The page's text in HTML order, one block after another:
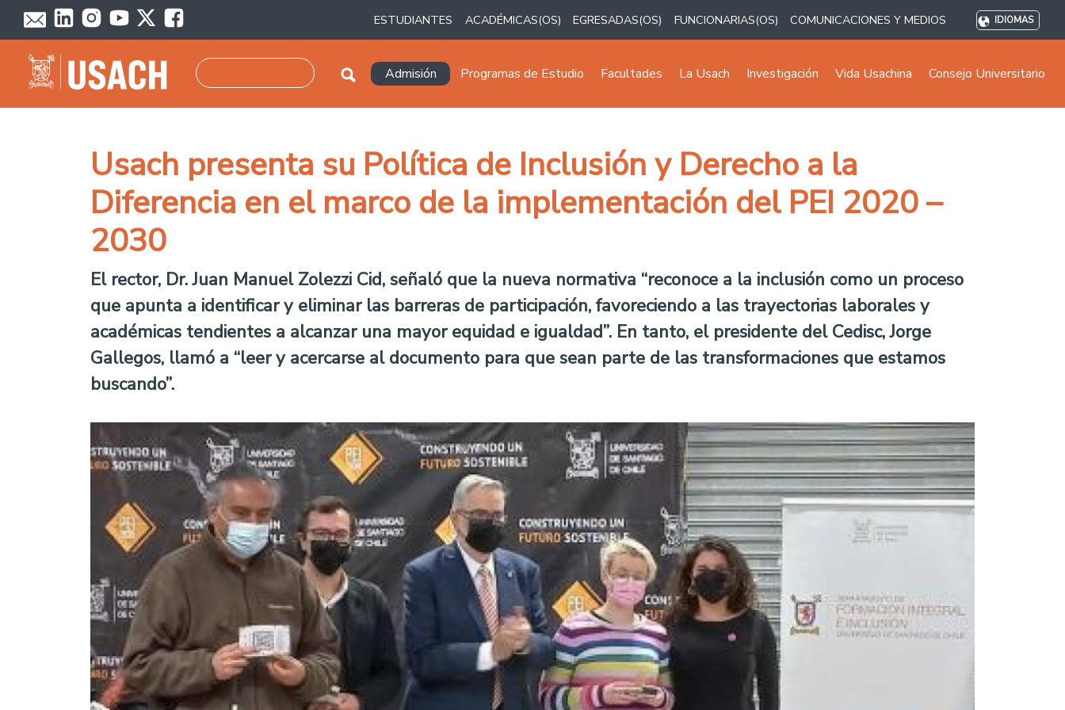
Pasar al contenido principal
ESTUDIANTES ACADÉMICAS(OS) EGRESADAS(OS) FUNCIONARIAS(OS) COMUNICACIONES Y MEDIOS IDIOMAS
Navegación principal
Admisión Programas de Estudio Facultades La Usach Investigación Vida Usachina Consejo Universitario
Usach presenta su Política de Inclusión y Derecho a la
Diferencia en el marco de la implementación del PEI 2020 –
2030
El rector, Dr. Juan Manuel Zolezzi Cid, señaló que la nueva normativa “reconoce a la inclusión como un proceso
que apunta a identificar y eliminar las barreras de participación, favoreciendo a las trayectorias laborales y
académicas tendientes a alcanzar una mayor equidad e igualdad”. En tanto, el presidente del Cedisc, Jorge
Gallegos, llamó a “leer y acercarse al documento para que sean parte de las transformaciones que estamos
buscando”.